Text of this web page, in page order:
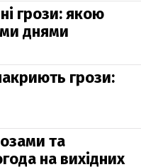
грози: якою
днями
грози:
та
на вихідних